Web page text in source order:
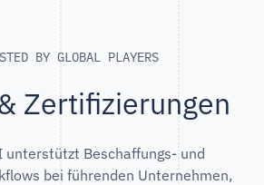
BY GLOBAL PLAYERS
Zertifizierungen
unterstützt Beschaffungs- und
bei führenden Unternehmen,